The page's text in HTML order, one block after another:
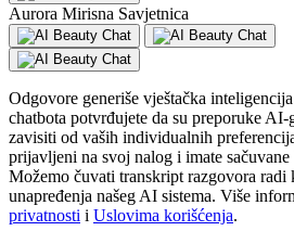
Aurora Mirisna Savjetnica
Odgovore generiše vještačka
chatbota potvrđujete da su preporuke AI-
zavisiti od vaših individualnih
prijavljeni na svoj nalog i imate sačuvane
Možemo čuvati transkript razgovora radi
unapređenja našeg AI sistema. Više
privatnosti i Uslovima korišćenja.